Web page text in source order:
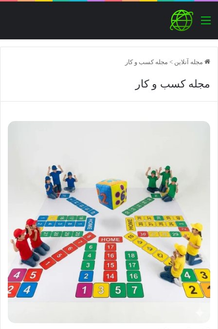
منو
مجله آنلاین > مجله کسب و کار
مجله کسب و کار